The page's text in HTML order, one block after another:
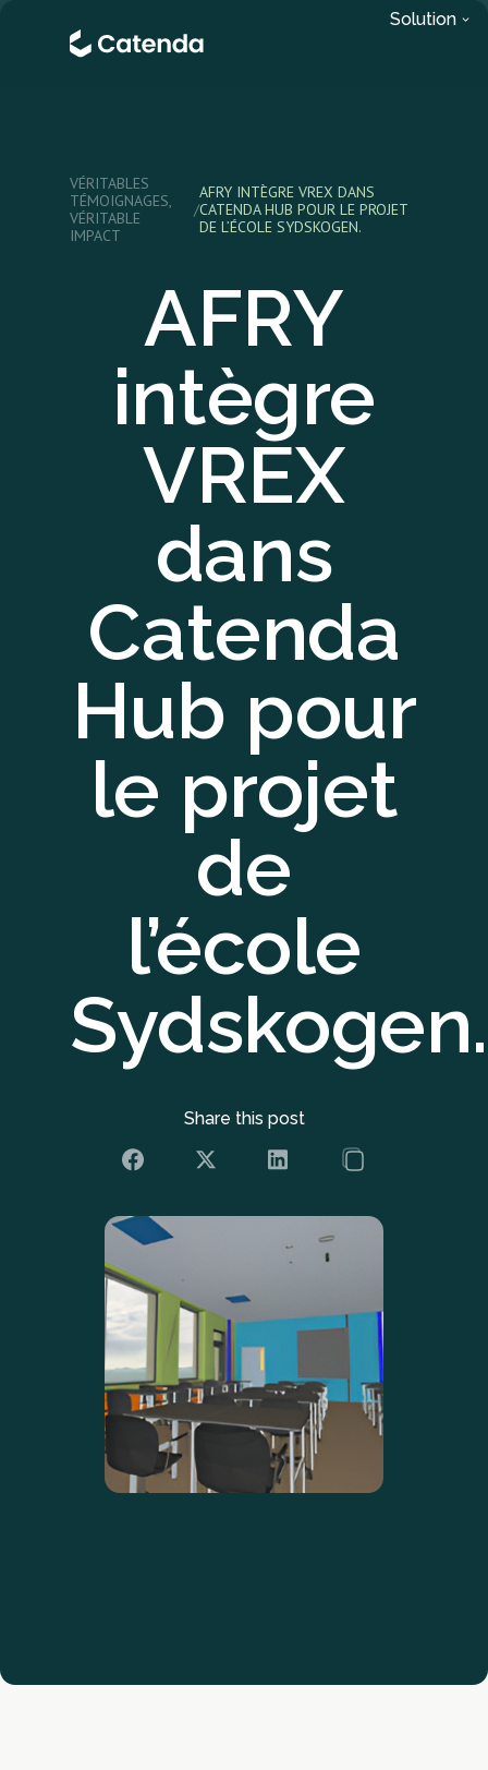
Solution
VÉRITABLES
TÉMOIGNAGES,
VÉRITABLE
IMPACT
/
AFRY INTÈGRE VREX DANS
CATENDA HUB POUR LE PROJET
DE L’ÉCOLE SYDSKOGEN.
AFRY
intègre
VREX
dans
Catenda
Hub pour
le projet
de
l’école
Sydskogen.
Share this post